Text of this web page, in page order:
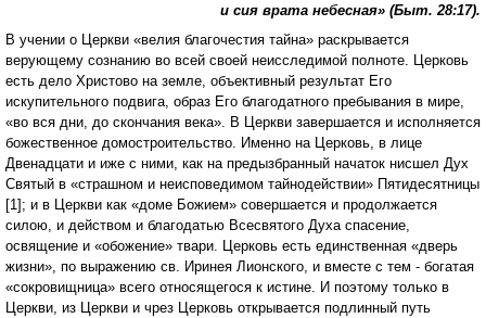
и сия врата небесная» (Быт. 28:17).
В учении о Церкви «велия благочестия тайна» раскрывается
верующему сознанию во всей своей неисследимой полноте. Церковь
есть дело Христово на земле, объективный результат Его
искупительного подвига, образ Его благодатного пребывания в мире,
«во вся дни, до скончания века». В Церкви завершается и исполняется
божественное домостроительство. Именно на Церковь, в лице
Двенадцати и иже с ними, как на предызбранный начаток нисшел Дух
Святый в «страшном и неисповедимом тайнодействии» Пятидесятницы
[1]; и в Церкви как «доме Божием» совершается и продолжается
силою, и действом и благодатью Всесвятого Духа спасение,
освящение и «обожение» твари. Церковь есть единственная «дверь
жизни», по выражению св. Иринея Лионского, и вместе с тем - богатая
«сокровищница» всего относящегося к истине. И поэтому только в
Церкви, из Церкви и чрез Церковь открывается подлинный путь